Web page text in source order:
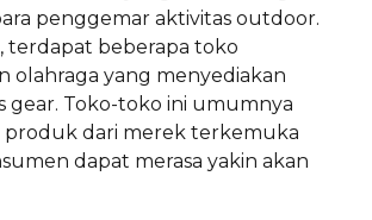
penggemar aktivitas outdoor.
terdapat beberapa toko
olahraga yang menyediakan
gear. Toko-toko ini umumnya
produk dari merek terkemuka
dapat merasa yakin akan